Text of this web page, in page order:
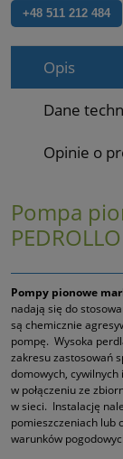
+48 511 212 484
Opis
Dane
Opinie o
Pompa
PEDROLLO
Pompy pionowe
nadają się do
są chemicznie
pompę. Wysoka
zakresu zastosowań
domowych, cywilnych
w połączeniu ze
w sieci. Instalację
pomieszczeniach lub
warunków